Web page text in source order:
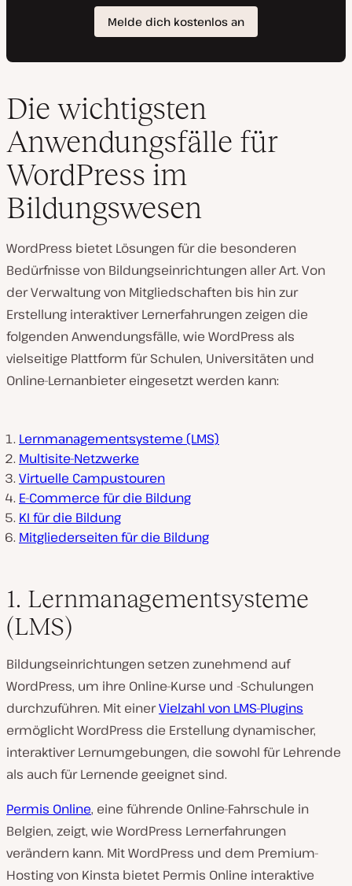
Die wichtigsten
Anwendungsfälle für
WordPress im
Bildungswesen
WordPress bietet Lösungen für die besonderen
Bedürfnisse von Bildungseinrichtungen aller Art. Von
der Verwaltung von Mitgliedschaften bis hin zur
Erstellung interaktiver Lernerfahrungen zeigen die
folgenden Anwendungsfälle, wie WordPress als
vielseitige Plattform für Schulen, Universitäten und
Online-Lernanbieter eingesetzt werden kann:
Lernmanagementsysteme (LMS)
Multisite-Netzwerke
Virtuelle Campustouren
E-Commerce für die Bildung
KI für die Bildung
Mitgliederseiten für die Bildung
1. Lernmanagementsysteme
(LMS)
Bildungseinrichtungen setzen zunehmend auf
WordPress, um ihre Online-Kurse und -Schulungen
durchzuführen. Mit einerVielzahl von LMS-Plugins
ermöglicht WordPress die Erstellung dynamischer,
interaktiver Lernumgebungen, die sowohl für Lehrende
als auch für Lernende geeignet sind.
Permis Online, eine führende Online-Fahrschule in
Belgien, zeigt, wie WordPress Lernerfahrungen
verändern kann. Mit WordPress und dem Premium-
Hosting von Kinsta bietet Permis Online interaktive